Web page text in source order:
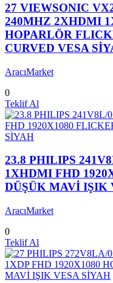
27 VIEWSONIC
240MHZ 2XHDMI
HOPARLÖR
CURVED VESA
AracıMarket
0
Teklif Al
23.8 PHILIPS
1XHDMI FHD
DÜŞÜK MAVİ IŞIK
AracıMarket
0
Teklif Al